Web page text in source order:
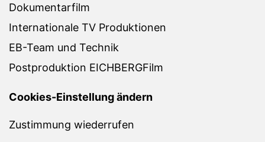
Dokumentarfilm
Internationale TV Produktionen
EB-Team und Technik
Postproduktion EICHBERGFilm
Cookies-Einstellung ändern
Zustimmung wiederrufen